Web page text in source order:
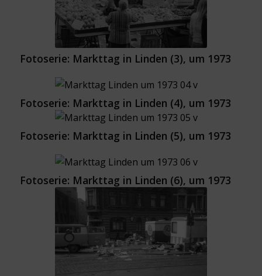
Fotoserie: Markttag in Linden (3), um 1973
Fotoserie: Markttag in Linden (4), um 1973
Fotoserie: Markttag in Linden (5), um 1973
Fotoserie: Markttag in Linden (6), um 1973